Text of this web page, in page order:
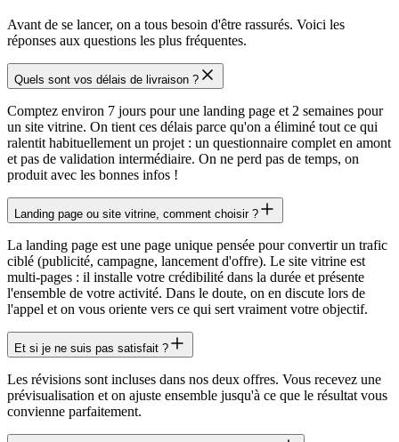
Avant de se lancer, on a tous besoin d'être rassurés. Voici les
réponses aux questions les plus fréquentes.
Quels sont vos délais de livraison ?
Comptez environ 7 jours pour une landing page et 2 semaines pour
un site vitrine. On tient ces délais parce qu'on a éliminé tout ce qui
ralentit habituellement un projet : un questionnaire complet en amont
et pas de validation intermédiaire. On ne perd pas de temps, on
produit avec les bonnes infos !
Landing page ou site vitrine, comment choisir ?
La landing page est une page unique pensée pour convertir un trafic
ciblé (publicité, campagne, lancement d'offre). Le site vitrine est
multi-pages : il installe votre crédibilité dans la durée et présente
l'ensemble de votre activité. Dans le doute, on en discute lors de
l'appel et on vous oriente vers ce qui sert vraiment votre objectif.
Et si je ne suis pas satisfait ?
Les révisions sont incluses dans nos deux offres. Vous recevez une
prévisualisation et on ajuste ensemble jusqu'à ce que le résultat vous
convienne parfaitement.